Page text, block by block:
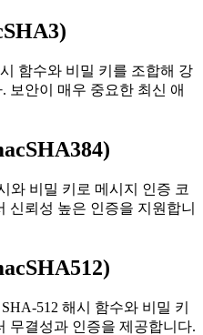
함수와 비밀 키를 조합해 강
보안이 매우 중요한 최신 애
와 비밀 키로 메시지 인증 코
신뢰성 높은 인증을 지원합니
512 해시 함수와 비밀 키
무결성과 인증을 제공합니다.